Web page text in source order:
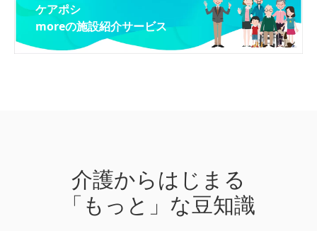
ケアポシ
moreの施設紹介サービス
介護からはじまる
「もっと」な豆知識